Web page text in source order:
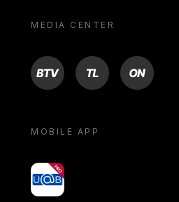
MEDIA CENTER
BTV TL ON
MOBILE APP
yoU@B